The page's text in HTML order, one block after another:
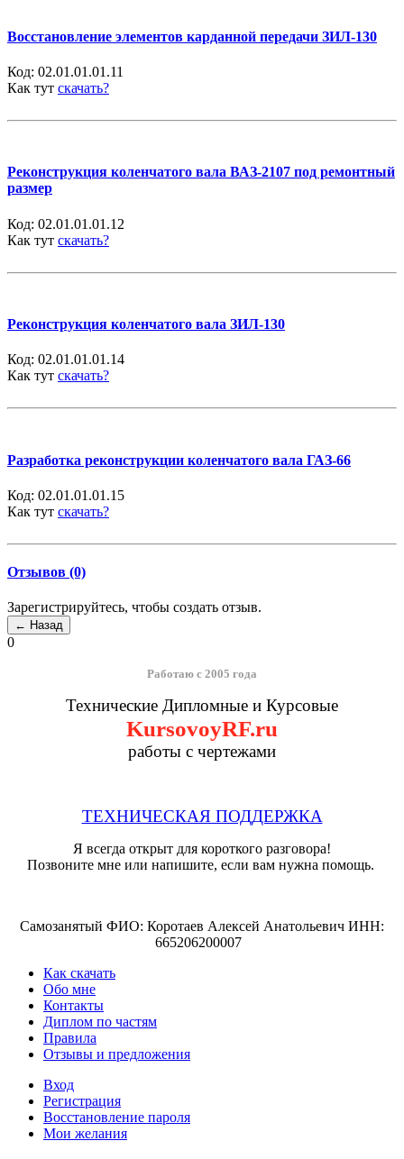
Восстановление элементов карданной передачи ЗИЛ-130
Код: 02.01.01.01.11
Как тут скачать?
Реконструкция коленчатого вала ВАЗ-2107 под ремонтный
размер
Код: 02.01.01.01.12
Как тут скачать?
Реконструкция коленчатого вала ЗИЛ-130
Код: 02.01.01.01.14
Как тут скачать?
Разработка реконструкции коленчатого вала ГАЗ-66
Код: 02.01.01.01.15
Как тут скачать?
Отзывов (0)
Зарегистрируйтесь, чтобы создать отзыв.
0
Работаю с 2005 года
Технические Дипломные и Курсовые
KursovoyRF.ru
работы с чертежами
ТЕХНИЧЕСКАЯ ПОДДЕРЖКА
Я всегда открыт для короткого разговора!
Позвоните мне или напишите, если вам нужна помощь.
Самозанятый ФИО: Коротаев Алексей Анатольевич ИНН:
665206200007
Как скачать
Обо мне
Контакты
Диплом по частям
Правила
Отзывы и предложения
Вход
Регистрация
Восстановление пароля
Мои желания